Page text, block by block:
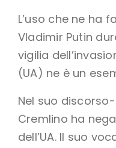
L’uso che ne ha
Vladimir Putin
vigilia
(UA) ne è un
Nel suo
Cremlino ha
dell’UA. Il suo